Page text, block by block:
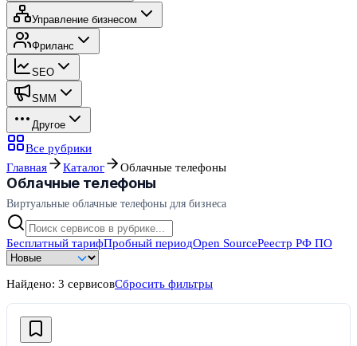
Управление бизнесом
Фриланс
SEO
SMM
Другое
Все рубрики
Главная
Каталог Облачные телефоны
Облачные телефоны
Виртуальные облачные телефоны для бизнеса
Бесплатный тарифПробный периодOpen SourceРеестр РФ ПО
Найдено: 3 сервисовСбросить фильтры